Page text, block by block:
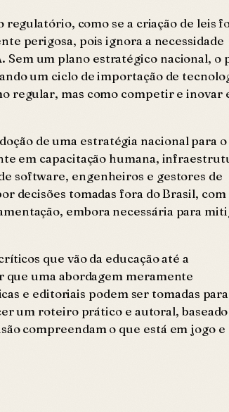
como se a criação de leis
perigosa, pois ignora a necessidade
Sem um plano estratégico nacional, o
um ciclo de importação de
regular, mas como competir e inovar
de uma estratégia nacional para o
em capacitação humana,
software, engenheiros e gestores de
decisões tomadas fora do Brasil, com
embora necessária para
que vão da educação até a
uma abordagem meramente
e editoriais podem ser tomadas para
um roteiro prático e autoral,
compreendam o que está em jogo e